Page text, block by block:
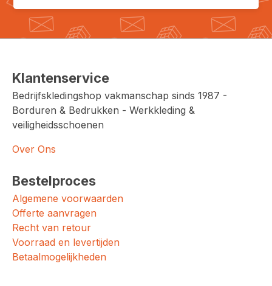
Klantenservice
Bedrijfskledingshop vakmanschap sinds 1987 -
Borduren & Bedrukken - Werkkleding &
veiligheidsschoenen
Over Ons
Bestelproces
Algemene voorwaarden
Offerte aanvragen
Recht van retour
Voorraad en levertijden
Betaalmogelijkheden